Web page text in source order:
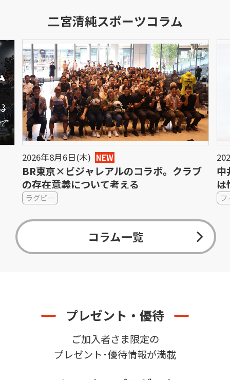
二宮清純スポーツコラム
2026年8月6日(木) NEW
BR東京×ビジャレアルのコラボ。クラブ
の存在意義について考える
ラグビー
中
は
コラム一覧
プレゼント・優待
ご加入者さま限定の
プレゼント･優待情報が満載